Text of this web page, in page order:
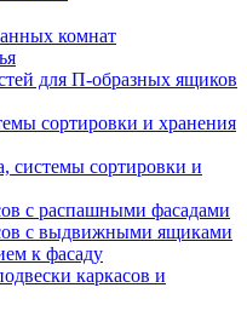
комнат
для П-образных ящиков
сортировки и хранения
системы сортировки и
с распашными фасадами
с выдвижными ящиками
к фасаду
каркасов и